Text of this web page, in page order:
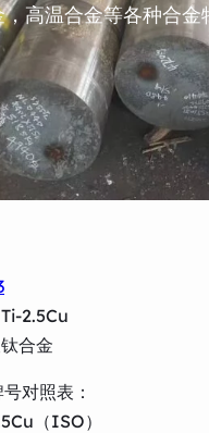
，高温合金等各种合金
2.5Cu
合金
对照表：
（ISO）